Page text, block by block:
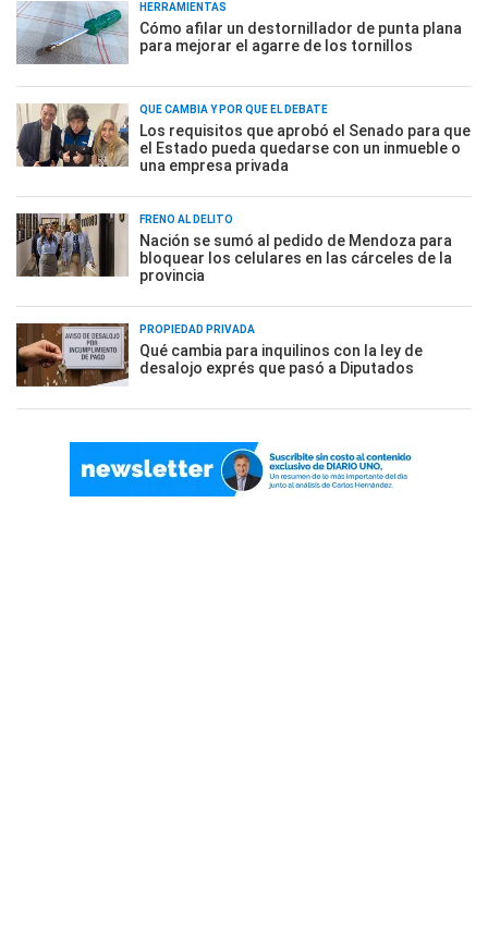
HERRAMIENTAS
Cómo afilar un destornillador de punta plana
para mejorar el agarre de los tornillos
QUÉ CAMBIA Y POR QUÉ EL DEBATE
Los requisitos que aprobó el Senado para que
el Estado pueda quedarse con un inmueble o
una empresa privada
FRENO AL DELITO
Nación se sumó al pedido de Mendoza para
bloquear los celulares en las cárceles de la
provincia
PROPIEDAD PRIVADA
Qué cambia para inquilinos con la ley de
desalojo exprés que pasó a Diputados